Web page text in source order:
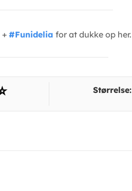
+ #Funidelia for at dukke op her.
Størrelse: